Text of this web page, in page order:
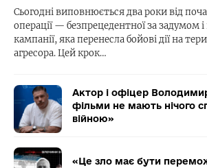
Сьогодні виповнюється два роки від
операції — безпрецедентної за задумом
кампанії, яка перенесла бойові дії на
агресора. Цей крок…
Актор і офіцер
фільми не мають нічого
війною»
«Це зло має бути